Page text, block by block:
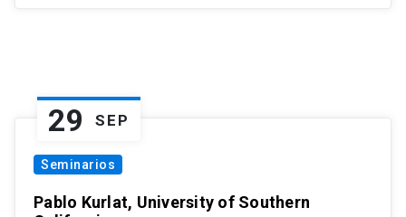
29 SEP
Seminarios
Pablo Kurlat, University of Southern